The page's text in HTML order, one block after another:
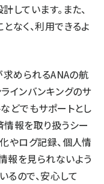
しています。また、
なく、利用できるよ
求められるANAの航
インバンキングのサ
どでもサポートとし
報を取り扱うシー
やログ記録、個人情
報を見られないよう
ので、安心して